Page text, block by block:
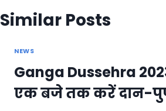
Similar Posts
NEWS
Ganga Dussehra
एक बजे तक करें दान-